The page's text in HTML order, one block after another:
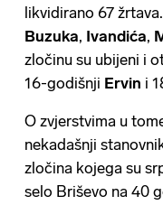
likvidirano 67
Buzuka, Ivandića,
zločinu su ubijeni i
16-godišnji Ervin i
O zvjerstvima u
nekadašnji
zločina kojega su
selo Briševo na 40